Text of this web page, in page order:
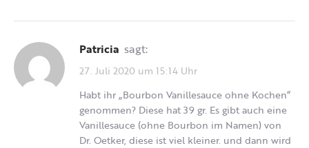
Patricia sagt:
27. Juli 2020 um 15:14 Uhr
Habt ihr „Bourbon Vanillesauce ohne Kochen“
genommen? Diese hat 39 gr. Es gibt auch eine
Vanillesauce (ohne Bourbon im Namen) von
Dr. Oetker, diese ist viel kleiner. und dann wird